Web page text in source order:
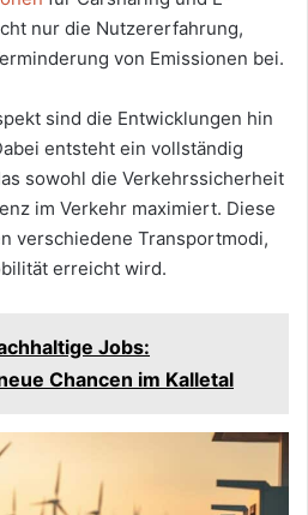
nur die Nutzererfahrung,
von Emissionen bei.
sind die Entwicklungen hin
entsteht ein vollständig
sowohl die Verkehrssicherheit
im Verkehr maximiert. Diese
verschiedene Transportmodi,
erreicht wird.
Jobs:
Chancen im Kalletal